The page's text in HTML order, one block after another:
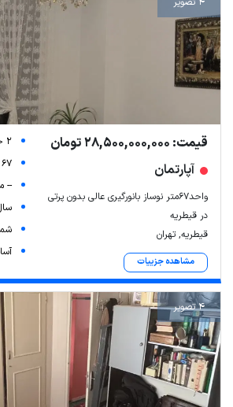
قیمت: 28,500,000,000 تومان
آپارتمان
واحد۶۷متر نوساز بانورگیری عالی بدون پرتی
در قیطریه
قیطریه, تهران
مشاهده جزییات
2 خواب
67 متر زیربنا
--
4 تصویر